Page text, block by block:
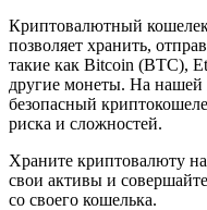
Криптовалютный
позволяет хранить,
такие как Bitcoin (BTC),
другие монеты. На нашей
безопасный
риска и сложностей.
Храните криптовалюту
свои активы и
со своего кошелька.